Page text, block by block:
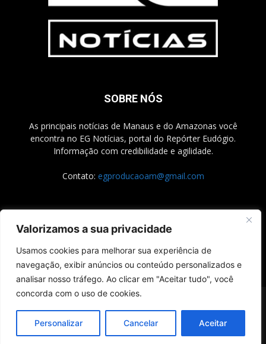
Valorizamos a sua privacidade
Usamos cookies para melhorar sua experiência de
navegação, exibir anúncios ou conteúdo personalizados e
analisar nosso tráfego. Ao clicar em "Aceitar tudo", você
concorda com o uso de cookies.
Personalizar Cancelar Aceitar
SOBRE NÓS
As principais notícias de Manaus e do Amazonas você
encontra no EG Notícias, portal do Repórter Eudógio.
Informação com credibilidade e agilidade.
Contato: egproducaoam@gmail.com
Desenvolvido por LabPress
© EG Notícias - Repórter Eudógio - Todos os Direitos Reservados